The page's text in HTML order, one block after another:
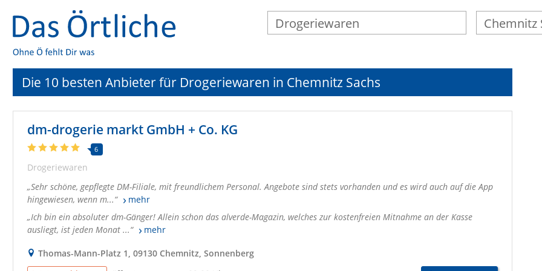
Die 10 besten Anbieter für Drogeriewaren in Chemnitz Sachs
dm-drogerie markt GmbH + Co. KG
6
Drogeriewaren
Sehr schöne, gepflegte DM-Filiale, mit freundlichem Personal. Angebote sind stets vorhanden und es wird auch auf die App
hingewiesen, wenn m...
mehr
Ich bin ein absoluter dm-Gänger! Allein schon das alverde-Magazin, welches zur kostenfreien Mitnahme an der Kasse
ausliegt, ist jeden Monat ...
mehr
Thomas-Mann-Platz 1, 09130 Chemnitz, Sonnenberg